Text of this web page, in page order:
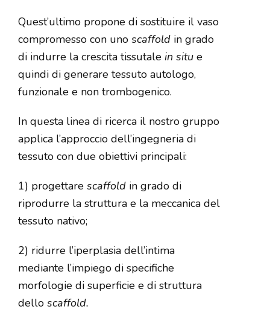
Quest’ultimo propone di sostituire il vaso
compromesso con uno scaffoldin grado
di indurre la crescita tissutale in situe
quindi di generare tessuto autologo,
funzionale e non trombogenico.
In questa linea di ricerca il nostro gruppo
applica l’approccio dell’ingegneria di
tessuto con due obiettivi principali:
1) progettare scaffoldin grado di
riprodurre la struttura e la meccanica del
tessuto nativo;
2) ridurre l’iperplasia dell’intima
mediante l’impiego di specifiche
morfologie di superficie e di struttura
dello scaffold.